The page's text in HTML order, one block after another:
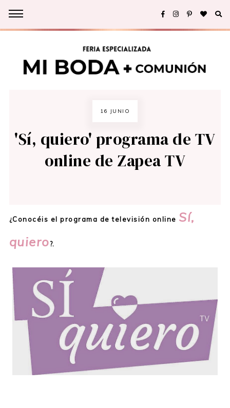
16 JUNIO
'Sí, quiero' programa de TV
online de Zapea TV
¿Conocéis el programa de televisión online Sí,
quiero?.